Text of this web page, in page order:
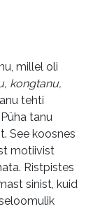
millel oli
kongtanu,
tehti
tanu
See koosnes
motiivist
Ristpistes
sinist, kuid